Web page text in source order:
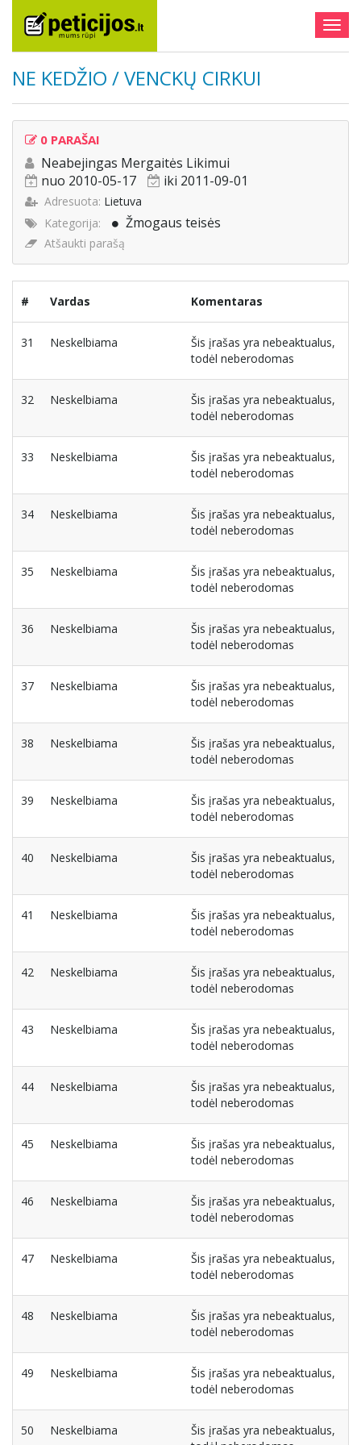
NE KEDŽIO / VENCKŲ CIRKUI
0 PARAŠAI
Neabejingas Mergaitės Likimui
nuo 2010-05-17
iki 2011-09-01
Adresuota: Lietuva
Kategorija:
Žmogaus teisės
Atšaukti parašą
# Vardas Komentaras
31 Neskelbiama
Šis įrašas yra nebeaktualus,
todėl neberodomas
32 Neskelbiama
Šis įrašas yra nebeaktualus,
todėl neberodomas
33 Neskelbiama
Šis įrašas yra nebeaktualus,
todėl neberodomas
34 Neskelbiama
Šis įrašas yra nebeaktualus,
todėl neberodomas
35 Neskelbiama
Šis įrašas yra nebeaktualus,
todėl neberodomas
36 Neskelbiama
Šis įrašas yra nebeaktualus,
todėl neberodomas
37 Neskelbiama
Šis įrašas yra nebeaktualus,
todėl neberodomas
38 Neskelbiama
Šis įrašas yra nebeaktualus,
todėl neberodomas
39 Neskelbiama
Šis įrašas yra nebeaktualus,
todėl neberodomas
40 Neskelbiama
Šis įrašas yra nebeaktualus,
todėl neberodomas
41 Neskelbiama
Šis įrašas yra nebeaktualus,
todėl neberodomas
42 Neskelbiama
Šis įrašas yra nebeaktualus,
todėl neberodomas
43 Neskelbiama
Šis įrašas yra nebeaktualus,
todėl neberodomas
44 Neskelbiama
Šis įrašas yra nebeaktualus,
todėl neberodomas
45 Neskelbiama
Šis įrašas yra nebeaktualus,
todėl neberodomas
46 Neskelbiama
Šis įrašas yra nebeaktualus,
todėl neberodomas
47 Neskelbiama
Šis įrašas yra nebeaktualus,
todėl neberodomas
48 Neskelbiama
Šis įrašas yra nebeaktualus,
todėl neberodomas
49 Neskelbiama
Šis įrašas yra nebeaktualus,
todėl neberodomas
50 Neskelbiama
Šis įrašas yra nebeaktualus,